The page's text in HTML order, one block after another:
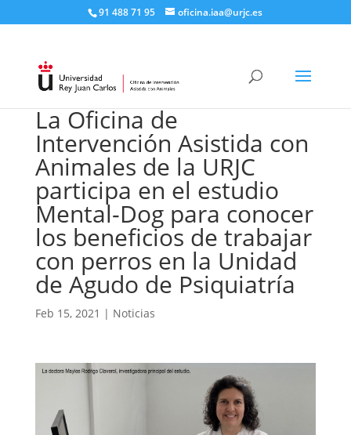
91 488 71 95​ oficina.iaa@urjc.es
La Oficina de
Intervención Asistida con
Animales de la URJC
participa en el estudio
Mental-Dog para conocer
los beneficios de trabajar
con perros en la Unidad
de Agudo de Psiquiatría
Feb 15, 2021 | Noticias